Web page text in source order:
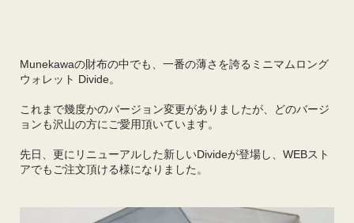
Munekawaの財布の中でも、一番の薄さを誇るミニマムロング
ウォレット Divide。
これまで幾度かのバージョン変更がありましたが、どのバージ
ョンも沢山の方にご愛用頂いています。
先日、更にリニューアルした新しいDivideが登場し、WEBスト
アでもご注文頂ける様になりました。